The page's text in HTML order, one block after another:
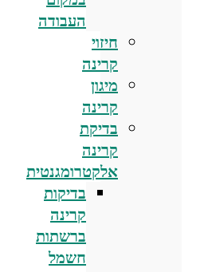
העבודה
חיזוי
קרינה
מיגון
קרינה
בדיקת
קרינה
אלקטרומגנטית
בדיקות
קרינה
ברשתות
חשמל